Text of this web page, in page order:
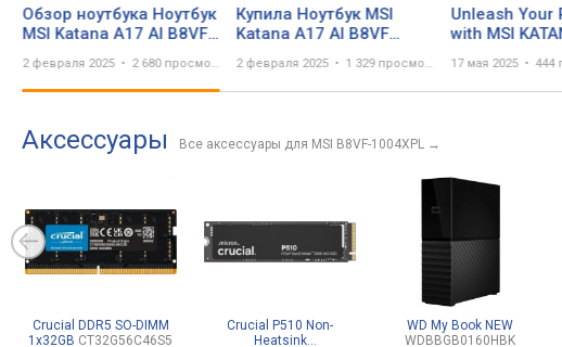
Обзор ноутбука Ноутбук
MSI Katana A17 AI B8VF
(B8VF-1004XPL)
2 февраля 2025 2 680 просмотров
Купила Ноутбук MSI
Katana A17 AI B8VF
(B8VF-1004XPL)
2 февраля 2025 1 329 просмотров
Unleash Your
with MSI
17 мая 2025 444
Аксессуары Все аксессуары для MSI B8VF-1004XPL →
Crucial DDR5 SO-DIMM
1x32GB CT32G56C46S5
Crucial P510 Non-
Heatsink
WD My Book NEW
WDBBGB0160HBK